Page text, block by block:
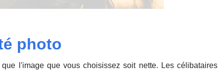
photo
l'image que vous choisissez soit nette. Les célibataires